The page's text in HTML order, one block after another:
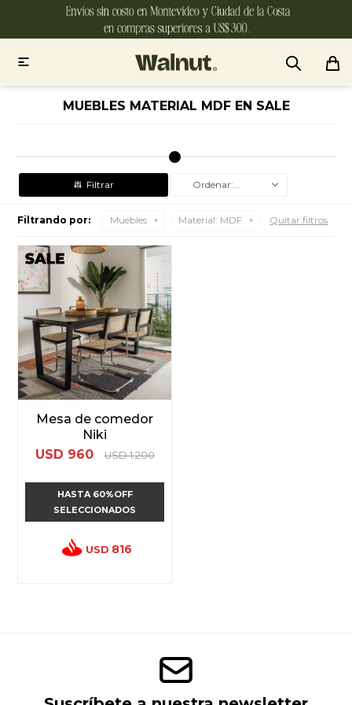

MUEBLES MATERIAL MDF EN SALE
Recomendados
Filtrando por: Muebles Material: MDF Quitar filtros
Mesa de comedor
Niki
USD 960 USD 1.200
HASTA 60%OFF
SELECCIONADOS
USD 816